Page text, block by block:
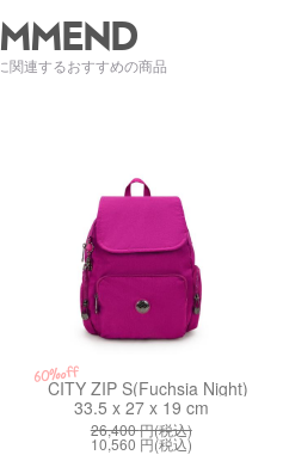
関連するおすすめの商品
60%off
CITY ZIP S(Fuchsia Night)
33.5 x 27 x 19 cm
26,400円(税込)
10,560 円(税込)